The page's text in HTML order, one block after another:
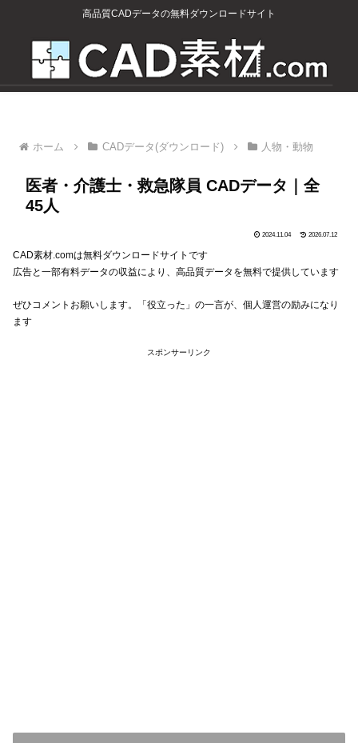
高品質CADデータの無料ダウンロードサイト
ホーム CADデータ(ダウンロード) 人物・動物
医者・介護士・救急隊員 CADデータ｜全
45人
2024.11.04 2026.07.12
CAD素材.comは無料ダウンロードサイトです
広告と一部有料データの収益により、高品質データを無料で提供しています
ぜひコメントお願いします。「役立った」の一言が、個人運営の励みになり
ます
スポンサーリンク